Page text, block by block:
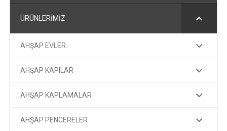
ÜRÜNLERİMİZ
AHŞAP EVLER
AHŞAP KAPILAR
AHŞAP KAPLAMALAR
AHŞAP PENCERELER